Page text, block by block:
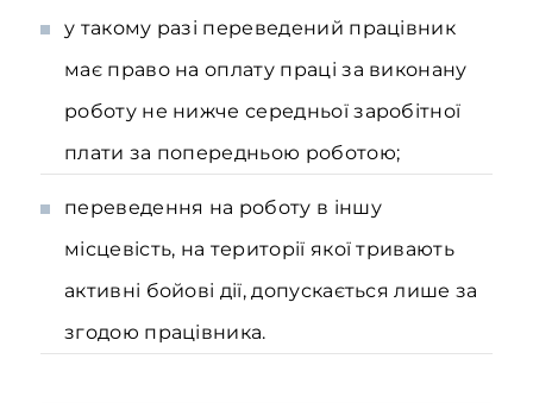
у такому разі переведений працівник
має право на оплату праці за виконану
роботу не нижче середньої заробітної
плати за попередньою роботою;
переведення на роботу в іншу
місцевість, на території якої тривають
активні бойові дії, допускається лише за
згодою працівника.